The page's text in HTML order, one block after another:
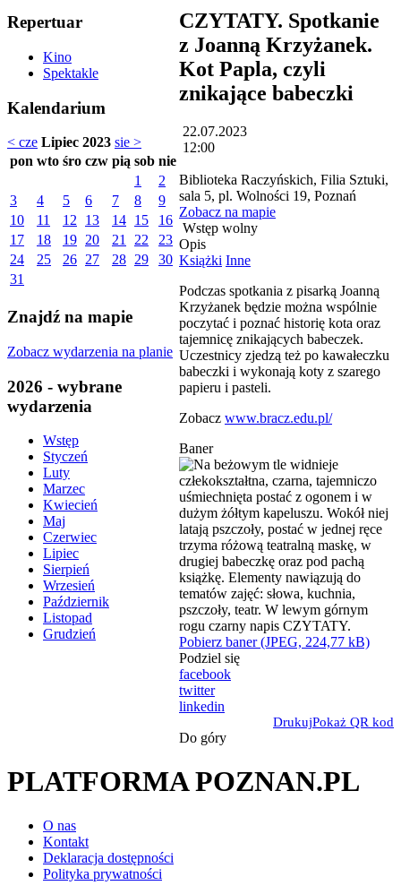
Repertuar
Kino
Spektakle
Kalendarium
< cze Lipiec 2023 sie >
pon wto śro czw pią sob nie
1
2
3
4 5 6 7 8
9
10
11 12 13 14 15
16
17
18 19 20 21 22
23
24
25 26 27 28 29
30
31
Znajdź na mapie
Zobacz wydarzenia na planie
2026 - wybrane
wydarzenia
Wstęp
Styczeń
Luty
Marzec
Kwiecień
Maj
Czerwiec
Lipiec
Sierpień
Wrzesień
Październik
Listopad
Grudzień
CZYTATY. Spotkanie
z Joanną Krzyżanek.
Kot Papla, czyli
znikające babeczki
22.07.2023
12:00
Biblioteka Raczyńskich, Filia Sztuki,
sala 5, pl. Wolności 19, Poznań
Zobacz na mapie
Wstęp wolny
Opis
Książki Inne
Podczas spotkania z pisarką Joanną
Krzyżanek będzie można wspólnie
poczytać i poznać historię kota oraz
tajemnicę znikających babeczek.
Uczestnicy zjedzą też po kawałeczku
babeczki i wykonają koty z szarego
papieru i pasteli.
Zobacz www.bracz.edu.pl/
Baner
Pobierz baner (JPEG, 224,77 kB)
Podziel się
facebook
twitter
linkedin
DrukujPokaż QR kod
Do góry
PLATFORMA POZNAN.PL
O nas
Kontakt
Deklaracja dostępności
Polityka prywatności